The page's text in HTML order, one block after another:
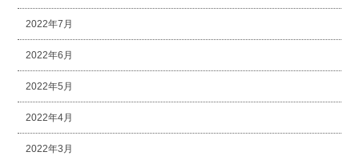
2022年7月
2022年6月
2022年5月
2022年4月
2022年3月